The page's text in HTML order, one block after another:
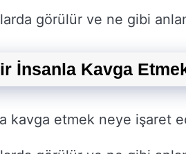
görülür ve ne gibi
İnsanla Kavga
kavga etmek neye işaret